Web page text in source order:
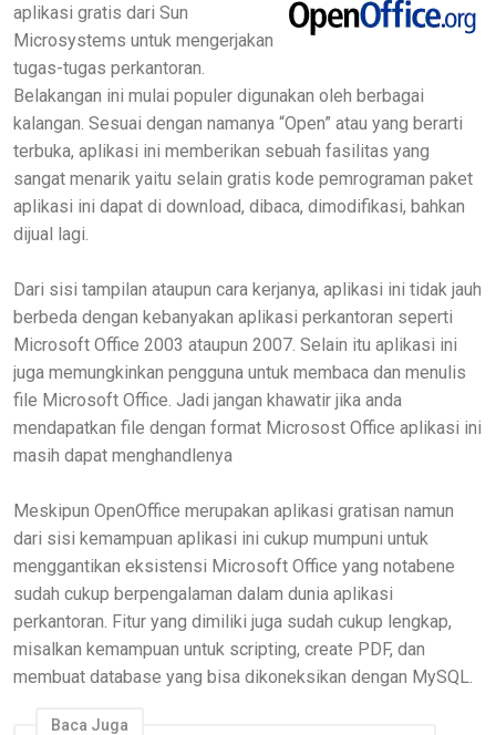
aplikasi gratis dari Sun
Microsystems untuk mengerjakan
tugas-tugas perkantoran.
Belakangan ini mulai populer digunakan oleh berbagai
kalangan. Sesuai dengan namanya “Open” atau yang berarti
terbuka, aplikasi ini memberikan sebuah fasilitas yang
sangat menarik yaitu selain gratis kode pemrograman paket
aplikasi ini dapat di download, dibaca, dimodifikasi, bahkan
dijual lagi.
Dari sisi tampilan ataupun cara kerjanya, aplikasi ini tidak jauh
berbeda dengan kebanyakan aplikasi perkantoran seperti
Microsoft Office 2003 ataupun 2007. Selain itu aplikasi ini
juga memungkinkan pengguna untuk membaca dan menulis
file Microsoft Office. Jadi jangan khawatir jika anda
mendapatkan file dengan format Microsost Office aplikasi ini
masih dapat menghandlenya
Meskipun OpenOffice merupakan aplikasi gratisan namun
dari sisi kemampuan aplikasi ini cukup mumpuni untuk
menggantikan eksistensi Microsoft Office yang notabene
sudah cukup berpengalaman dalam dunia aplikasi
perkantoran. Fitur yang dimiliki juga sudah cukup lengkap,
misalkan kemampuan untuk scripting, create PDF, dan
membuat database yang bisa dikoneksikan dengan MySQL.
Baca Juga